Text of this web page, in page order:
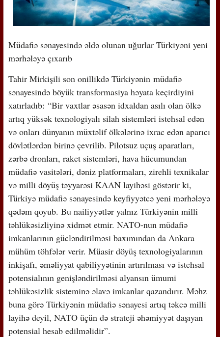
Müdafiə sənayesində əldə olunan uğurlar Türkiyəni yeni
mərhələyə çıxarıb
Tahir Mirkişili son onillikdə Türkiyənin müdafiə
sənayesində böyük transformasiya həyata keçirdiyini
xatırladıb: “Bir vaxtlar əsasən idxaldan asılı olan ölkə
artıq yüksək texnologiyalı silah sistemləri istehsal edən
və onları dünyanın müxtəlif ölkələrinə ixrac edən aparıcı
dövlətlərdən birinə çevrilib. Pilotsuz uçuş aparatları,
zərbə dronları, raket sistemləri, hava hücumundan
müdafiə vasitələri, dəniz platformaları, zirehli texnikalar
və milli döyüş təyyarəsi KAAN layihəsi göstərir ki,
Türkiyə müdafiə sənayesində keyfiyyətcə yeni mərhələyə
qədəm qoyub. Bu nailiyyətlər yalnız Türkiyənin milli
təhlükəsizliyinə xidmət etmir. NATO-nun müdafiə
imkanlarının gücləndirilməsi baxımından da Ankara
mühüm töhfələr verir. Müasir döyüş texnologiyalarının
inkişafı, əməliyyat qabiliyyətinin artırılması və istehsal
potensialının genişləndirilməsi alyansın ümumi
təhlükəsizlik sisteminə əlavə imkanlar qazandırır. Məhz
buna görə Türkiyənin müdafiə sənayesi artıq təkcə milli
layihə deyil, NATO üçün də strateji əhəmiyyət daşıyan
potensial hesab edilməlidir”.